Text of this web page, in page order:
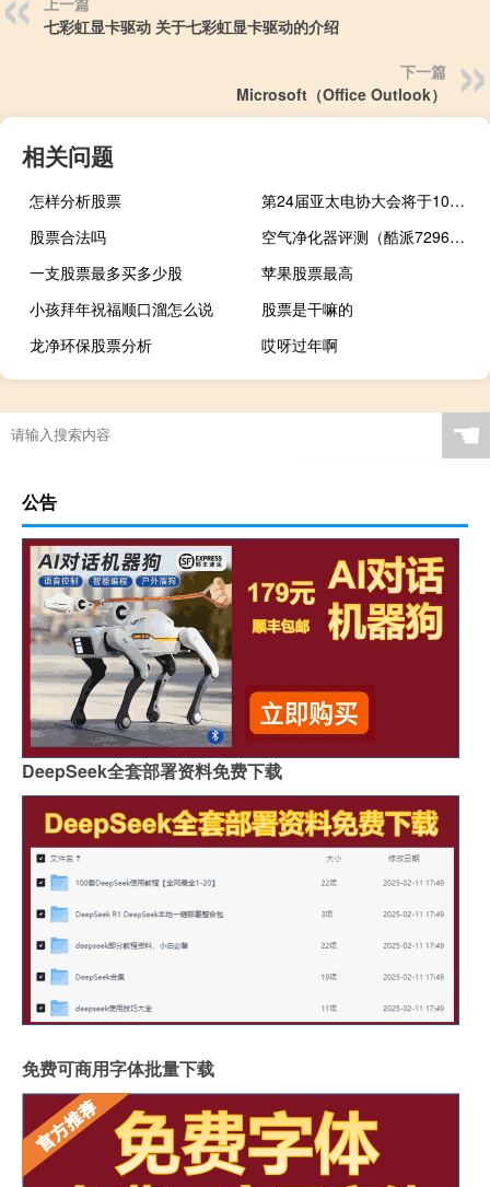
七彩虹显卡驱动 关于七彩虹显卡驱动的介绍
下一篇
Microsoft（Office Outlook）
相关问题
怎样分析股票
第24届亚太电协大会将于10月20日开幕
股票合法吗
空气净化器评测（酷派7296评测）
一支股票最多买多少股
苹果股票最高
小孩拜年祝福顺口溜怎么说
股票是干嘛的
龙净环保股票分析
哎呀过年啊
☚
公告
DeepSeek全套部署资料免费下载
免费可商用字体批量下载